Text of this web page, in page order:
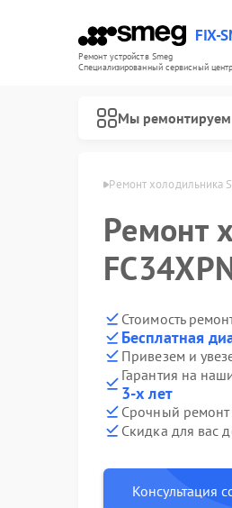
FIX-
Ремонт устройств Smeg
Специализированный cервисный
Мы ремонтируем
Smeg в Череповце Ремонт холодильника
Ремонт
Стоимость
Бесплатная
Привезем и
Гарантия на
3-х лет
Срочный ремонт
Скидка для вас
Консультация